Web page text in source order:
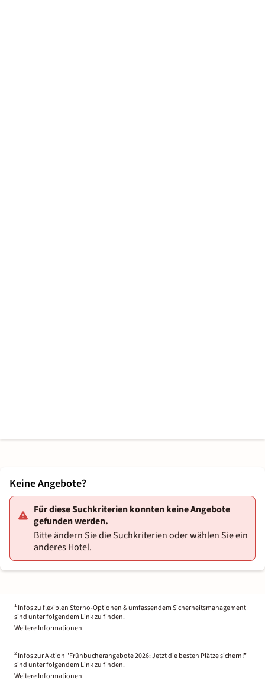
Keine Angebote?
Für diese Suchkriterien konnten keine Angebote
gefunden werden.
Bitte ändern Sie die Suchkriterien oder wählen Sie ein
anderes Hotel.
1 Infos zu flexiblen Storno-Optionen & umfassendem Sicherheitsmanagement
sind unter folgendem Link zu finden.
Weitere Informationen
2 Infos zur Aktion "Frühbucherangebote 2026: Jetzt die besten Plätze sichern!"
sind unter folgendem Link zu finden.
Weitere Informationen